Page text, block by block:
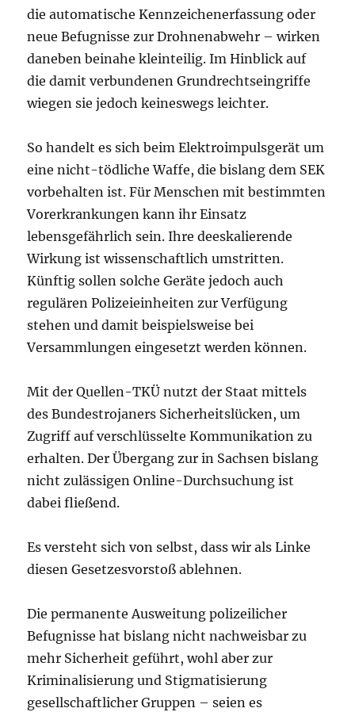
die automatische Kennzeichenerfassung oder
neue Befugnisse zur Drohnenabwehr – wirken
daneben beinahe kleinteilig. Im Hinblick auf
die damit verbundenen Grundrechtseingriffe
wiegen sie jedoch keineswegs leichter.
So handelt es sich beim Elektroimpulsgerät um
eine nicht-tödliche Waffe, die bislang dem SEK
vorbehalten ist. Für Menschen mit bestimmten
Vorerkrankungen kann ihr Einsatz
lebensgefährlich sein. Ihre deeskalierende
Wirkung ist wissenschaftlich umstritten.
Künftig sollen solche Geräte jedoch auch
regulären Polizeieinheiten zur Verfügung
stehen und damit beispielsweise bei
Versammlungen eingesetzt werden können.
Mit der Quellen-TKÜ nutzt der Staat mittels
des Bundestrojaners Sicherheitslücken, um
Zugriff auf verschlüsselte Kommunikation zu
erhalten. Der Übergang zur in Sachsen bislang
nicht zulässigen Online-Durchsuchung ist
dabei fließend.
Es versteht sich von selbst, dass wir als Linke
diesen Gesetzesvorstoß ablehnen.
Die permanente Ausweitung polizeilicher
Befugnisse hat bislang nicht nachweisbar zu
mehr Sicherheit geführt, wohl aber zur
Kriminalisierung und Stigmatisierung
gesellschaftlicher Gruppen – seien es